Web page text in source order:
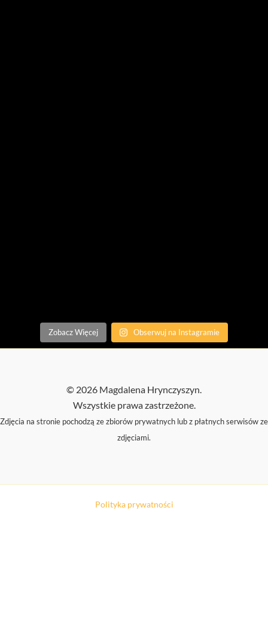
Zobacz Więcej Obserwuj na Instagramie
© 2026 Magdalena Hrynczyszyn.
Wszystkie prawa zastrzeżone.
Zdjęcia na stronie pochodzą ze zbiorów prywatnych lub z płatnych serwisów ze
zdjęciami.
Polityka prywatności